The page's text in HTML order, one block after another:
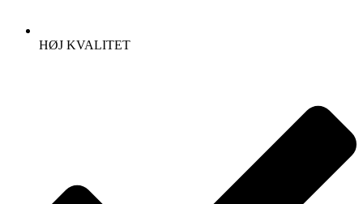
HØJ KVALITET